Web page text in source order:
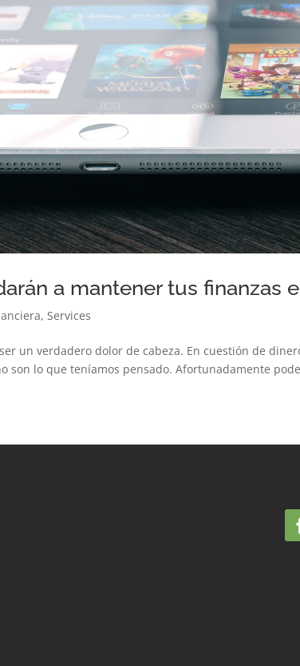
a mantener tus finanzas
,Services
un verdadero dolor de cabeza. En cuestión de
son lo que teníamos pensado. Afortunadamente